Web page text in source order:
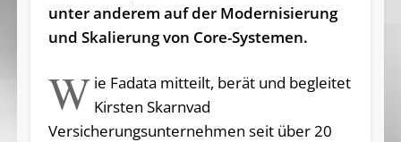
unter anderem auf der Modernisierung
und Skalierung von Core-Systemen.
W ie Fadata mitteilt, berät und begleitet
Kirsten Skarnvad
Versicherungsunternehmen seit über 20